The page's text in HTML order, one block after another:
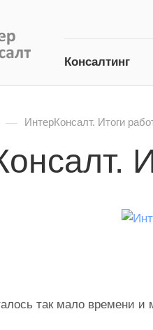
Консалтинг
— ИнтерКонсалт. Итоги
так мало времени